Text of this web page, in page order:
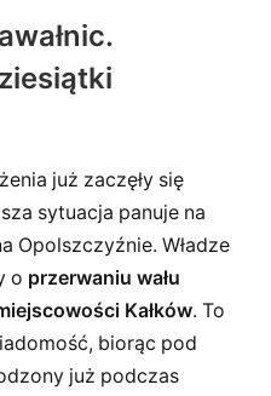
już zaczęły się
sytuacja panuje na
Opolszczyźnie. Władze
o przerwaniu wału
Kałków. To
biorąc pod
już podczas